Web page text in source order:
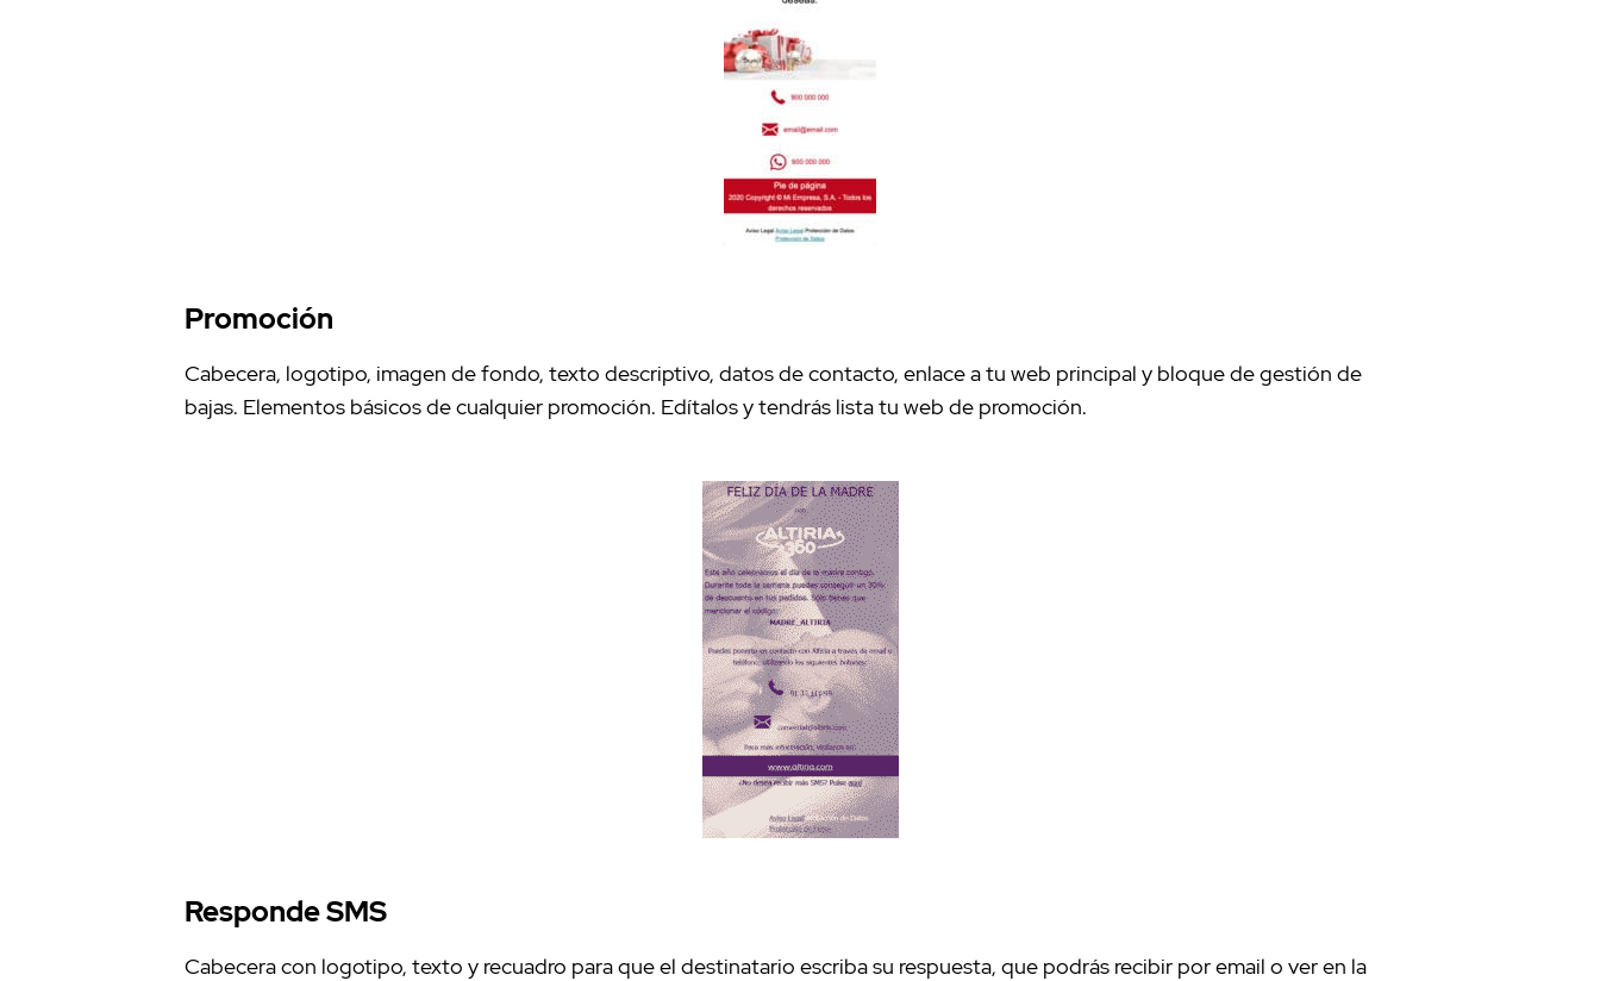
Promoción
Cabecera, logotipo, imagen de fondo, texto descriptivo, datos de contacto, enlace a tu web principal y bloque de gestión de
bajas. Elementos básicos de cualquier promoción. Edítalos y tendrás lista tu web de promoción.
Responde SMS
Cabecera con logotipo, texto y recuadro para que el destinatario escriba su respuesta, que podrás recibir por email o ver en la